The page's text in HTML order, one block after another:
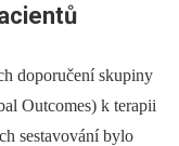
doporučení skupiny
Outcomes) k terapii
sestavování bylo